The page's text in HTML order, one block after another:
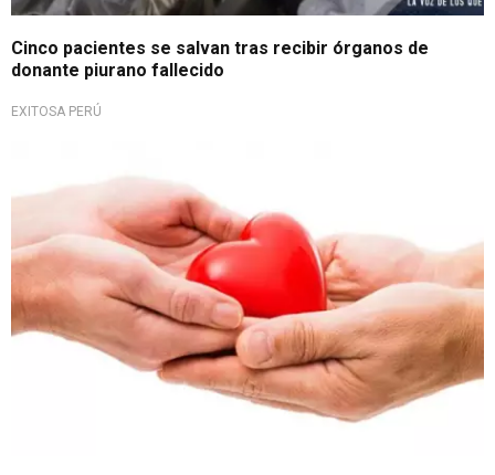
Cinco pacientes se salvan tras recibir órganos de
donante piurano fallecido
EXITOSA PERÚ